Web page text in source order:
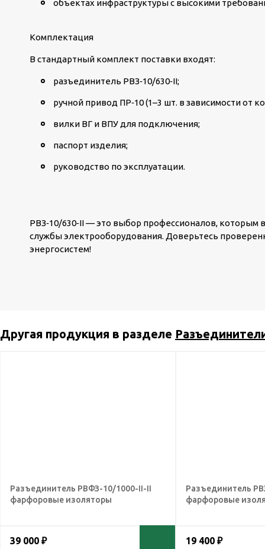
объектах инфраструктуры с высокими
Комплектация
В стандартный комплект поставки входят:
разъединитель РВЗ‑10/630‑II;
ручной привод ПР‑10 (1–3 шт. в зависимости от
вилки ВГ и ВПУ для подключения;
паспорт изделия;
руководство по эксплуатации.
РВЗ‑10/630‑II— это выбор профессионалов, которым
службы электрооборудования. Доверьтесь
энергосистем!
Другая продукция в разделе
Разъединитель РВФЗ-10/1000-II-II
фарфоровые изоляторы
39 000 ₽
Разъединитель
фарфоровые
19 400 ₽